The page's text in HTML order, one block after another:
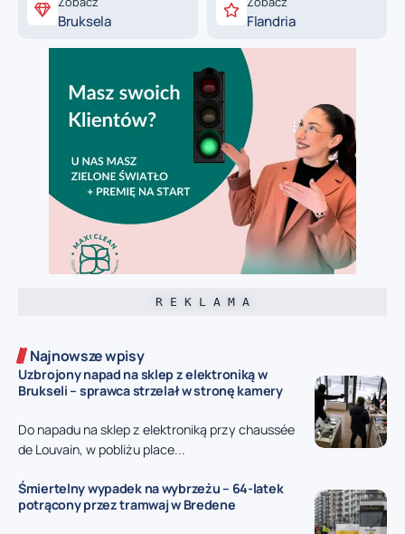
Bruksela Flandria
R E K L A M A
Najnowsze wpisy
Uzbrojony napad na sklep z elektroniką w
Brukseli – sprawca strzelał w stronę kamery
Do napadu na sklep z elektroniką przy chaussée
de Louvain, w pobliżu place...
Śmiertelny wypadek na wybrzeżu – 64-latek
potrącony przez tramwaj w Bredene